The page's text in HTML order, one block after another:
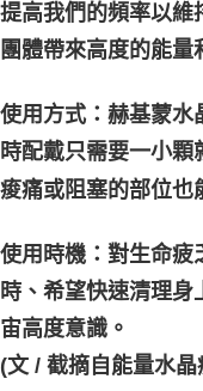
提高我們的頻率以維
團體帶來高度的能量
使用方式：赫基蒙水
時配戴只需要一小顆
痠痛或阻塞的部位也
使用時機：對生命疲
時、希望快速清理身
宙高度意識。
(文 / 截摘自能量水晶